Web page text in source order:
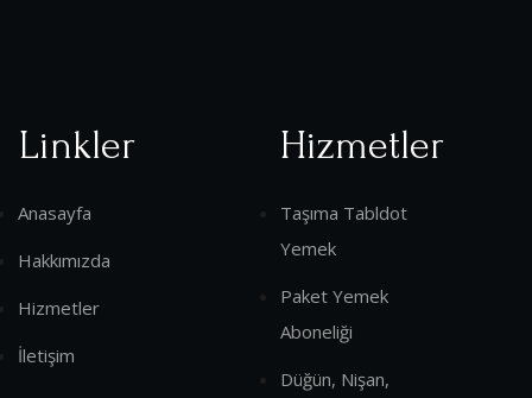
Linkler
Anasayfa
Hakkımızda
Hizmetler
İletişim
Hizmetler
Taşıma Tabldot
Yemek
Paket Yemek
Aboneliği
Düğün, Nişan,